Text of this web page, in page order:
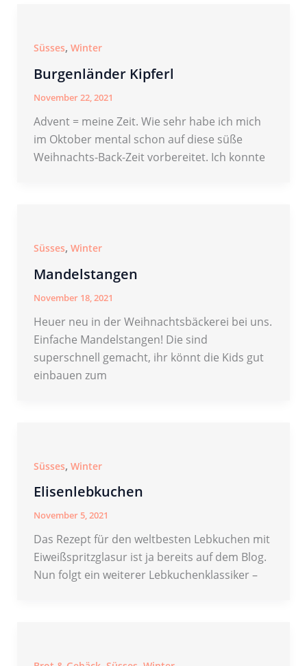
Süsses, Winter
Burgenländer Kipferl
November 22, 2021
Advent = meine Zeit. Wie sehr habe ich mich
im Oktober mental schon auf diese süße
Weihnachts-Back-Zeit vorbereitet. Ich konnte
Süsses, Winter
Mandelstangen
November 18, 2021
Heuer neu in der Weihnachtsbäckerei bei uns.
Einfache Mandelstangen! Die sind
superschnell gemacht, ihr könnt die Kids gut
einbauen zum
Süsses, Winter
Elisenlebkuchen
November 5, 2021
Das Rezept für den weltbesten Lebkuchen mit
Eiweißspritzglasur ist ja bereits auf dem Blog.
Nun folgt ein weiterer Lebkuchenklassiker –